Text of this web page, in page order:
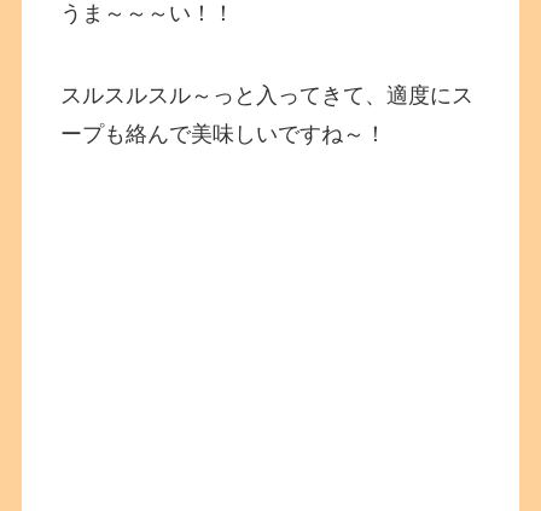
うま～～～い！！
スルスルスル～っと入ってきて、適度にス
ープも絡んで美味しいですね～！